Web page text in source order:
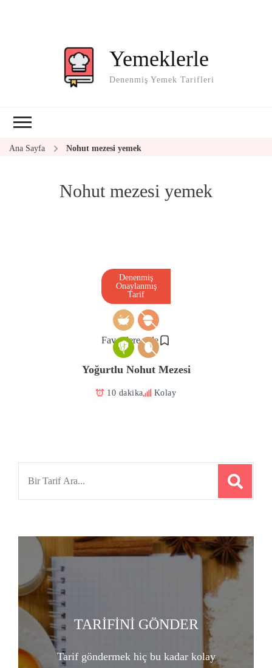
Yemeklerle
Denenmiş Yemek Tarifleri
Ana Sayfa Nohut mezesi yemek
Nohut mezesi yemek
Favorilere ekle
Denenmiş
Onaylanmış
Tarif
Yoğurtlu Nohut Mezesi
10 dakika Kolay
TARİFİNİ GÖNDER
Tarif göndermek hiç bu kadar kolay